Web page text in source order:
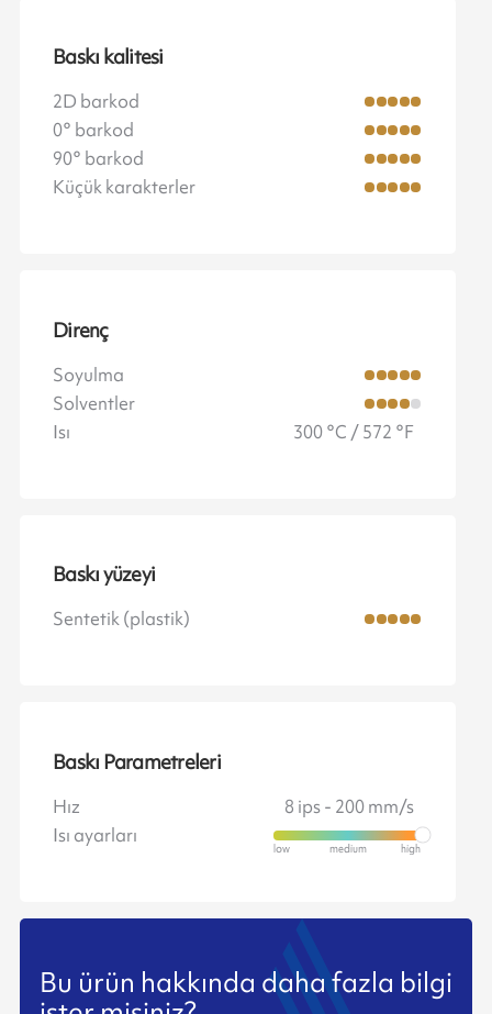
Baskı kalitesi
2D barkod
0° barkod
90° barkod
Küçük karakterler
Direnç
Soyulma
Solventler
Isı
300 °C / 572 °F
Baskı yüzeyi
Sentetik (plastik)
Baskı Parametreleri
Hız
8 ips - 200 mm/s
Isı ayarları
Bu ürün hakkında daha fazla bilgi